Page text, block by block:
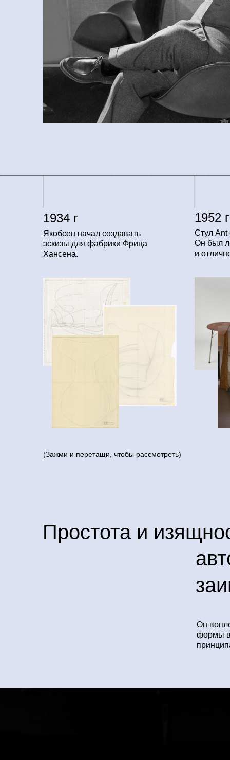
1934 г 1952 г
Якобсен начал создавать
эскизы для фабрики Фрица
Хансена.
Стул Ant
Он был
и
Простота и
Он
формы в
(Зажми и перетащи, чтобы рассмотреть)